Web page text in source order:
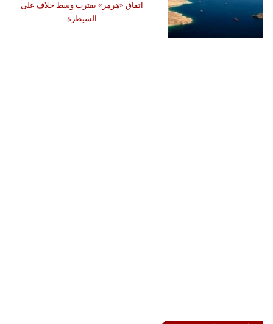
اتفاق «هرمز» يقترب وسط خلاف على
السيطرة